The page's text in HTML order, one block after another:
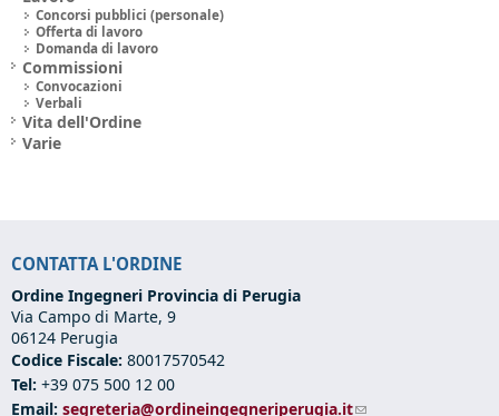
Concorsi pubblici (personale)
Offerta di lavoro
Domanda di lavoro
Commissioni
Convocazioni
Verbali
Vita dell'Ordine
Varie
CONTATTA L'ORDINE
Ordine Ingegneri Provincia di Perugia
Via Campo di Marte, 9
06124 Perugia
Codice Fiscale: 80017570542
Tel: +39 075 500 12 00
Email: segreteria@ordineingegneriperugia.it(link sends e-mail)